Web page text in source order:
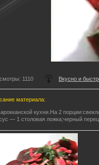
: 1110 Вкусно и
материала:
кухни.На 2
— 1 столовая ложка;черный